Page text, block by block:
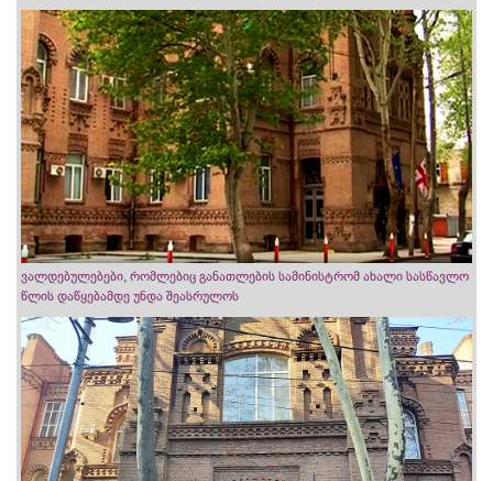
ვალდებულებები, რომლებიც განათლების სამინისტრომ ახალი სასწავლო
წლის დაწყებამდე უნდა შეასრულოს